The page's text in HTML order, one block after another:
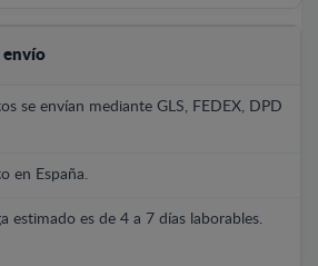
envío
se envían mediante GLS, FEDEX, DPD
en España.
estimado es de 4 a 7 días laborables.